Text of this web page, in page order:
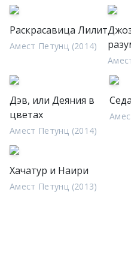
Раскрасавица Лилит
Амест Петунц (2014)
Дэв, или Деяния в
цветах
Амест Петунц (2014)
Седа
Хачатур и Наири
Амест Петунц (2013)